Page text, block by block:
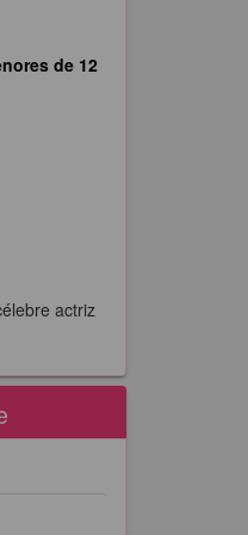
de 12
actriz